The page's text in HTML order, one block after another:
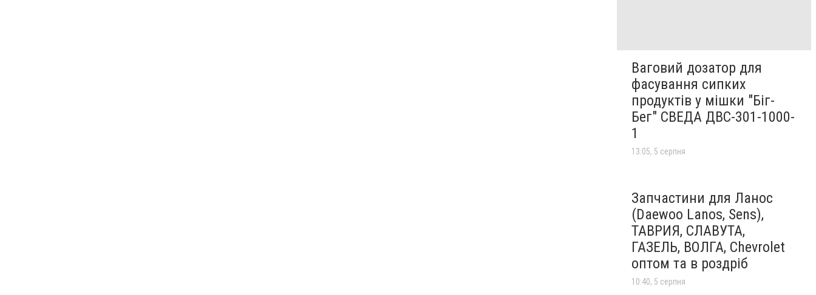
Ваговий дозатор для
фасування сипких
продуктів у мішки "Біг-
Бег" СВЕДА ДВС-301-1000-
1
13:05, 5 серпня
Запчастини для Ланос
(Daewoo Lanos, Sens),
ТАВРИЯ, СЛАВУТА,
ГАЗЕЛЬ, ВОЛГА, Chevrolet
оптом та в роздріб
10:40, 5 серпня